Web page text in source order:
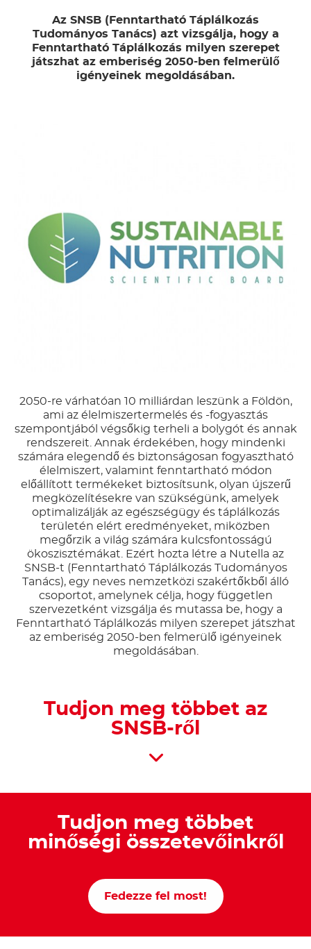
Az SNSB (Fenntartható Táplálkozás
Tudományos Tanács) azt vizsgálja, hogy a
Fenntartható Táplálkozás milyen szerepet
játszhat az emberiség 2050-ben felmerülő
igényeinek megoldásában.
2050-re várhatóan 10 milliárdan leszünk a Földön,
ami az élelmiszertermelés és -fogyasztás
szempontjából végsőkig terheli a bolygót és annak
rendszereit. Annak érdekében, hogy mindenki
számára elegendő és biztonságosan fogyasztható
élelmiszert, valamint fenntartható módon
előállított termékeket biztosítsunk, olyan újszerű
megközelítésekre van szükségünk, amelyek
optimalizálják az egészségügy és táplálkozás
területén elért eredményeket, miközben
megőrzik a világ számára kulcsfontosságú
ökoszisztémákat. Ezért hozta létre a Nutella az
SNSB-t (Fenntartható Táplálkozás Tudományos
Tanács), egy neves nemzetközi szakértőkből álló
csoportot, amelynek célja, hogy független
szervezetként vizsgálja és mutassa be, hogy a
Fenntartható Táplálkozás milyen szerepet játszhat
az emberiség 2050-ben felmerülő igényeinek
megoldásában.
Tudjon meg többet az
SNSB-ről
Tudjon meg többet
minőségi összetevőinkről
Fedezze fel most!